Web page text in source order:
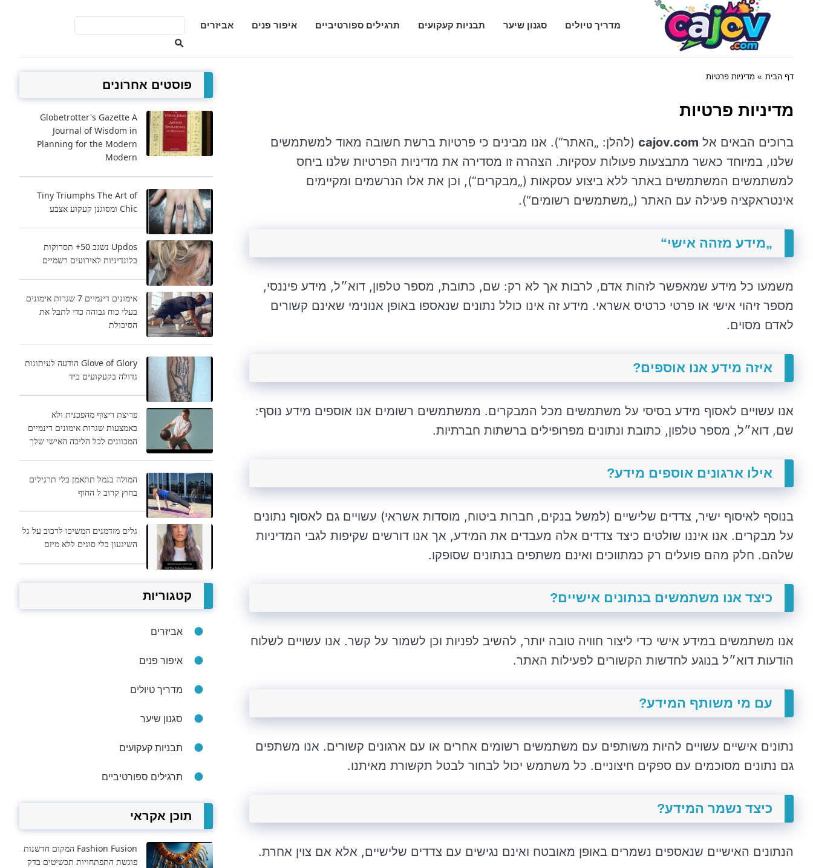
Cajov.com מדריך טיולים סגנון שיער תבניות קעקועים תרגילים ספורטיביים איפור פנים אביזרים
דף הבית » מדיניות פרטיות
מדיניות פרטיות
ברוכים הבאים אל cajov.com (להלן: „האתר“). אנו מבינים כי פרטיות ברשת חשובה מאוד למשתמשים
שלנו, במיוחד כאשר מתבצעות פעולות עסקיות. הצהרה זו מסדירה את מדיניות הפרטיות שלנו ביחס
למשתמשים המשתמשים באתר ללא ביצוע עסקאות („מבקרים“), וכן את אלו הנרשמים ומקיימים
אינטראקציה פעילה עם האתר („משתמשים רשומים“).
„מידע מזהה אישי“
משמעו כל מידע שמאפשר לזהות אדם, לרבות אך לא רק: שם, כתובת, מספר טלפון, דוא״ל, מידע פיננסי,
מספר זיהוי אישי או פרטי כרטיס אשראי. מידע זה אינו כולל נתונים שנאספו באופן אנונימי שאינם קשורים
לאדם מסוים.
איזה מידע אנו אוספים?
אנו עשויים לאסוף מידע בסיסי על משתמשים מכל המבקרים. ממשתמשים רשומים אנו אוספים מידע נוסף:
שם, דוא״ל, מספר טלפון, כתובת ונתונים מפרופילים ברשתות חברתיות.
אילו ארגונים אוספים מידע?
בנוסף לאיסוף ישיר, צדדים שלישיים (למשל בנקים, חברות ביטוח, מוסדות אשראי) עשויים גם לאסוף נתונים
על מבקרים. אנו איננו שולטים כיצד צדדים אלה מעבדים את המידע, אך אנו דורשים שקיפות לגבי המדיניות
שלהם. חלק מהם פועלים רק כמתווכים ואינם משתפים בנתונים שסופקו.
כיצד אנו משתמשים בנתונים אישיים?
אנו משתמשים במידע אישי כדי ליצור חוויה טובה יותר, להשיב לפניות וכן לשמור על קשר. אנו עשויים לשלוח
הודעות דוא״ל בנוגע לחדשות הקשורים לפעילות האתר.
עם מי משותף המידע?
נתונים אישיים עשויים להיות משותפים עם משתמשים רשומים אחרים או עם ארגונים קשורים. אנו משתפים
גם נתונים מסוכמים עם ספקים חיצוניים. כל משתמש יכול לבחור לבטל תקשורת מאיתנו.
כיצד נשמר המידע?
הנתונים האישיים שנאספים נשמרים באופן מאובטח ואינם נגישים עם צדדים שלישיים, אלא אם צוין אחרת.
פוסטים אחרונים
Globetrotter's Gazette A
Journal of Wisdom in
Planning for the Modern
Modern
Tiny Triumphs The Art of
Chic ומסוגנן קעקוע אצבע
Updos נשגב 50+ תסרוקות
בלונדיניות לאירועים רשמיים
אימונים דינמיים 7 שגרות אימונים
בעלי כוח גבוהה כדי לתבל את
הסיבולת
Glove of Glory הודעה לעיתונות
גדולה בקעקועים ביד
פריצת ריצוף מהפכנית ולא
באמצעות שגרות אימונים דינמיים
המכוונים לכל הליבה האישי שלך
המולה בנמל תתאמן בלי תרגילים
בחוץ קרוב ל החוף
גלים מזדמנים המשיכו לרכוב על גל
השיגעון בלי סוגים ללא מיזם
קטגוריות
אביזרים
איפור פנים
מדריך טיולים
סגנון שיער
תבניות קעקועים
תרגילים ספורטיביים
תוכן אקראי
Fashion Fusion המקום חדשנות
פוגשת התפתחויות תכשיטים בדק